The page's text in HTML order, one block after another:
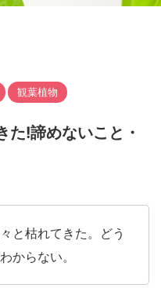
観葉植物
た!諦めないこと・
と枯れてきた。どう
からない。